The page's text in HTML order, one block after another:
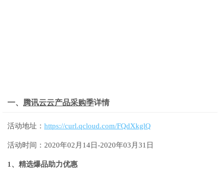
一、 腾讯云云产品采购季详情
活动地址： https://curl.qcloud.com/FQdXkglQ
活动时间：2020年02月14日-2020年03月31日
1、精选爆品助力优惠